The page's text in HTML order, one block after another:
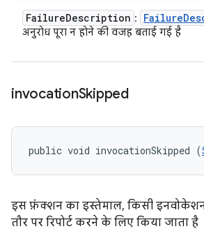
FailureDescription : Failure
अनुरोध पूरा न होने की वजह बताई गई है
invocationSkipped
public void invocationSkipped (
इस फ़ंक्शन का इस्तेमाल, किसी
तौर पर रिपोर्ट करने के लिए किया जाता है